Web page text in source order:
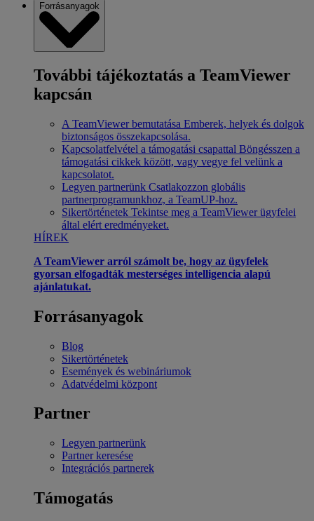
Forrásanyagok
További tájékoztatás a TeamViewer
kapcsán
A TeamViewer bemutatása Emberek, helyek és dolgok
biztonságos összekapcsolása.
Kapcsolatfelvétel a támogatási csapattal Böngésszen a
támogatási cikkek között, vagy vegye fel velünk a
kapcsolatot.
Legyen partnerünk Csatlakozzon globális
partnerprogramunkhoz, a TeamUP-hoz.
Sikertörténetek Tekintse meg a TeamViewer ügyfelei
által elért eredményeket.
HÍREK
A TeamViewer arról számolt be, hogy az ügyfelek
gyorsan elfogadták mesterséges intelligencia alapú
ajánlatukat.
Forrásanyagok
Blog
Sikertörténetek
Események és webináriumok
Adatvédelmi központ
Partner
Legyen partnerünk
Partner keresése
Integrációs partnerek
Támogatás